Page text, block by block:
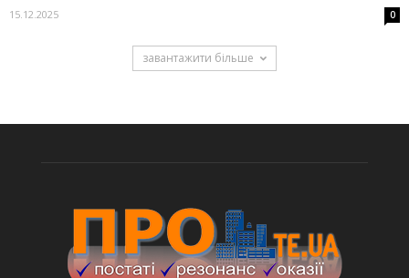
15.12.2025 0
завантажити більше